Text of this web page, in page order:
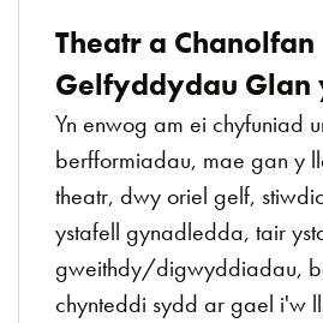
Theatr a Chanolfan
Gelfyddydau Glan
Yn enwog am ei chyfuniad
berfformiadau, mae gan y
theatr, dwy oriel gelf,
ystafell gynadledda, tair
gweithdy/digwyddiadau,
chynteddi sydd ar gael i'w